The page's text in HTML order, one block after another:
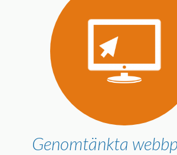
Genomtänkta